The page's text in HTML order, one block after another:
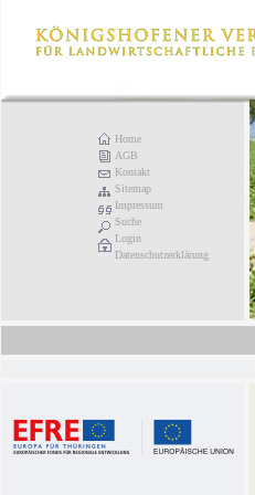
Home
AGB
Kontakt
Sitemap
Impressum
Suche
Login
Datenschutzerklärung